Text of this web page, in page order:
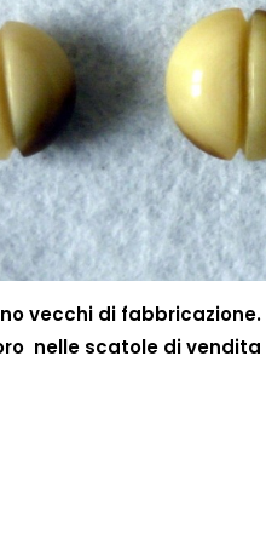
vecchi di
nelle scatole di